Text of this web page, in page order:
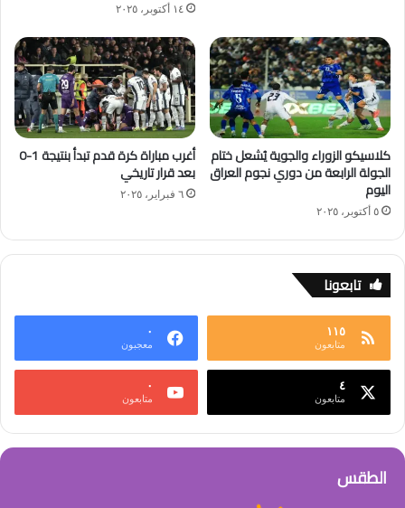
١٤ أكتوبر، ٢٠٢٥
كلاسيكو الزوراء والجوية يُشعل ختام
الجولة الرابعة من دوري نجوم العراق
اليوم
٥ أكتوبر، ٢٠٢٥
أغرب مباراة كرة قدم تبدأ بنتيجة 1-0
بعد قرار تاريخي
٦ فبراير، ٢٠٢٥
تابعونا
١١٥
متابعون
٠
معجبون
٤
متابعون
٠
متابعون
الطقس